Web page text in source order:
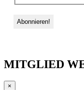
MITGLIED
×